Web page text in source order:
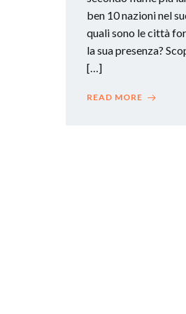
ben 10 nazioni nel
quali sono le città
la sua presenza?
[…]
READ MORE